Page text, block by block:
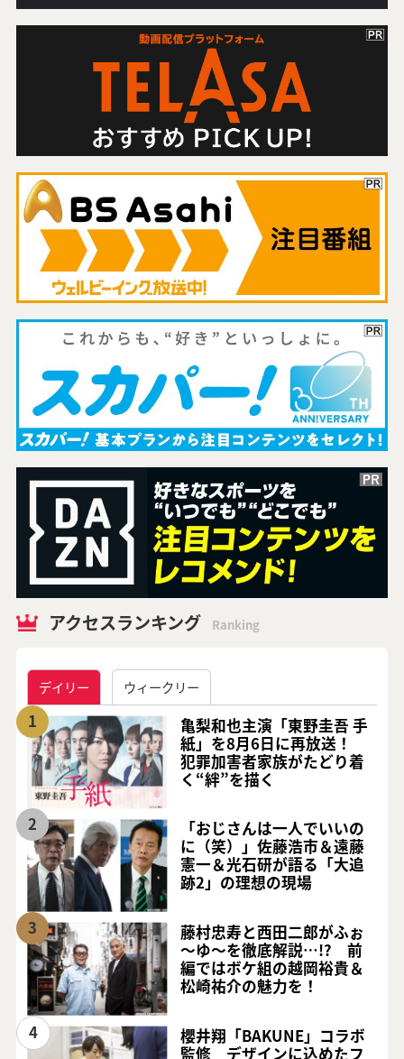
アクセスランキング Ranking
デイリー ウィークリー
1
亀梨和也主演「東野圭吾 手
紙」を8月6日に再放送！
犯罪加害者家族がたどり着
く“絆”を描く
2
「おじさんは一人でいいの
に（笑）」佐藤浩市＆遠藤
憲一＆光石研が語る「大追
跡2」の理想の現場
3
藤村忠寿と西田二郎がふぉ
～ゆ～を徹底解説…!? 前
編ではボケ組の越岡裕貴＆
松崎祐介の魅力を！
4
櫻井翔「BAKUNE」コラボ
監修 デザインに込めたフ